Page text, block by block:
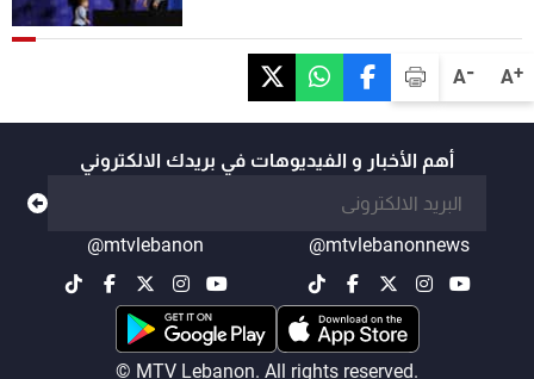
A+
A-
أهم الأخبار و الفيديوهات في بريدك الالكتروني
@mtvlebanonnews
@mtvlebanon
© MTV Lebanon. All rights reserved.